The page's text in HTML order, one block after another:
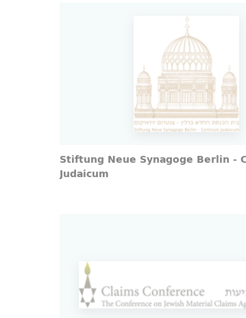
Stiftung Neue Synagoge Berlin -
Judaicum